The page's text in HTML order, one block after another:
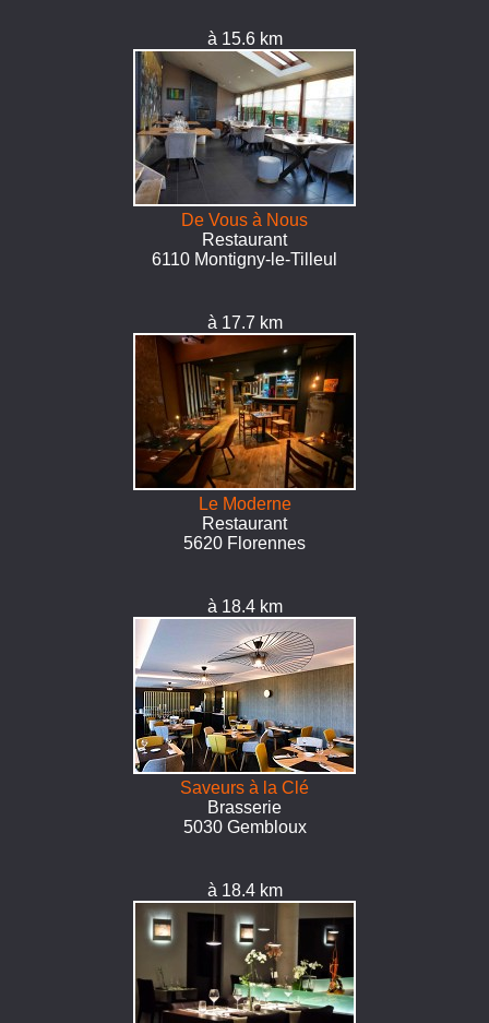
à 15.6 km
De Vous à Nous
Restaurant
6110 Montigny-le-Tilleul
à 17.7 km
Le Moderne
Restaurant
5620 Florennes
à 18.4 km
Saveurs à la Clé
Brasserie
5030 Gembloux
à 18.4 km